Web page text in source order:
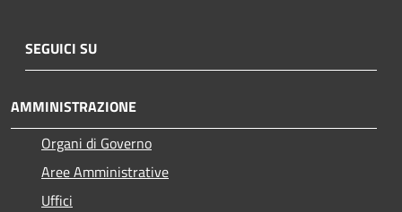
SEGUICI SU
AMMINISTRAZIONE
Organi di Governo
Aree Amministrative
Uffici